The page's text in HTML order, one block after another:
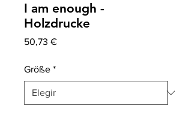
I am enough -
Holzdrucke
50,73 €Precio
Größe *